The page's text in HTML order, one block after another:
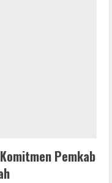
Pemkab